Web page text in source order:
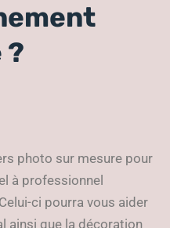
?
photo sur mesure pour
à professionnel
ci pourra vous aider
ainsi que la décoration